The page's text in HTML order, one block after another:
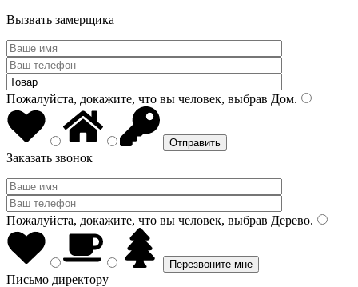
Вызвать замерщика
Пожалуйста, докажите, что вы человек, выбрав Дом.
Заказать звонок
Пожалуйста, докажите, что вы человек, выбрав Дерево.
Письмо директору